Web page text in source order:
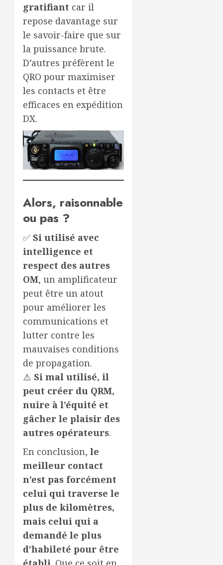
gratifiant car il
repose davantage sur
le savoir-faire que sur
la puissance brute.
D’autres préfèrent le
QRO pour maximiser
les contacts et être
efficaces en expédition
DX.
Alors, raisonnable
ou pas ?
✅ Si utilisé avec
intelligence et
respect des autres
OM, un amplificateur
peut être un atout
pour améliorer les
communications et
lutter contre les
mauvaises conditions
de propagation.
⚠️ Si mal utilisé, il
peut créer du QRM,
nuire à l’équité et
gâcher le plaisir des
autres opérateurs.
En conclusion, le
meilleur contact
n’est pas forcément
celui qui traverse le
plus de kilomètres,
mais celui qui a
demandé le plus
d’habileté pour être